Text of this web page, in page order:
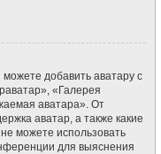
добавить аватару с
«Галерея
аватара». От
аватар, а также какие
можете использовать
для выяснения